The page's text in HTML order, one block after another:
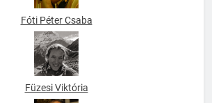
Fóti Péter Csaba
Füzesi Viktória